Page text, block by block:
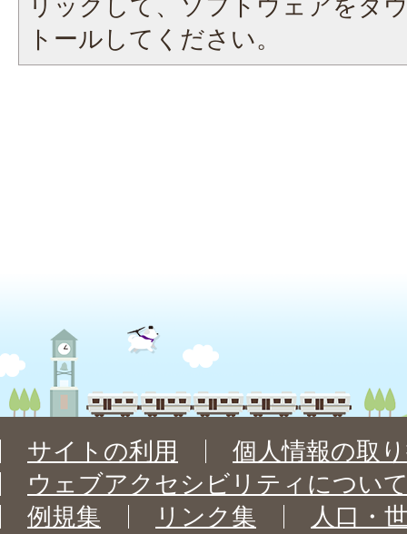
トールしてください。
サイトの利用
個人情報の取
ウェブアクセシビリティについ
例規集
リンク集 人口・